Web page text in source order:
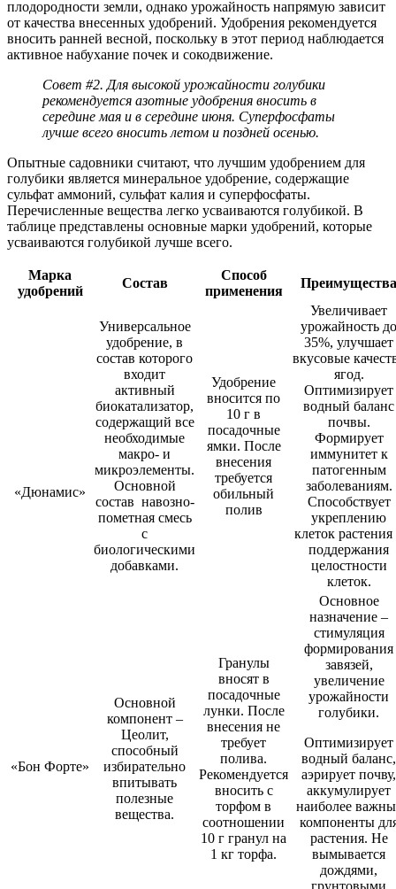
плодородности земли, однако урожайность напрямую зависит
от качества внесенных удобрений. Удобрения рекомендуется
вносить ранней весной, поскольку в этот период наблюдается
активное набухание почек и сокодвижение.
Совет #2. Для высокой урожайности голубики
рекомендуется азотные удобрения вносить в
середине мая и в середине июня. Суперфосфаты
лучше всего вносить летом и поздней осенью.
Опытные садовники считают, что лучшим удобрением для
голубики является минеральное удобрение, содержащие
сульфат аммоний, сульфат калия и суперфосфаты.
Перечисленные вещества легко усваиваются голубикой. В
таблице представлены основные марки удобрений, которые
усваиваются голубикой лучше всего.
Марка
удобрений
Состав
Способ
применения
Преимущества
«Дюнамис»
Универсальное
удобрение, в
состав которого
входит
активный
биокатализатор,
содержащий все
необходимые
макро- и
микроэлементы.
Основной
состав навозно-
пометная смесь
с
биологическими
добавками.
Удобрение
вносится по
10 г в
посадочные
ямки. После
внесения
требуется
обильный
полив
Увеличивает
урожайность до
35%, улучшает
вкусовые
ягод.
Оптимизирует
водный баланс
почвы.
Формирует
иммунитет к
патогенным
заболеваниям.
Способствует
укреплению
клеток растения
поддержания
целостности
клеток.
«Бон Форте»
Основной
компонент –
Цеолит,
способный
избирательно
впитывать
полезные
вещества.
Гранулы
вносят в
посадочные
лунки. После
внесения не
требует
полива.
Рекомендуется
вносить с
торфом в
соотношении
10 г гранул на
1 кг торфа.
Основное
назначение –
стимуляция
формирования
завязей,
увеличение
урожайности
голубики.
Оптимизирует
водный баланс,
аэрирует почву,
аккумулирует
наиболее
компоненты
растения. Не
вымывается
дождями,
грунтовыми